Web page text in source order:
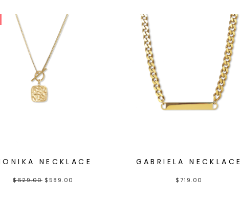
NECKLACE
$629.00 $ 589.00
GABRIELA NECKLACE
$719.00